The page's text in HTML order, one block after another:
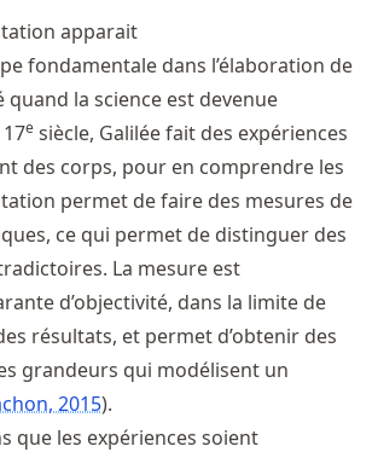
apparait
fondamentale dans l’élaboration de
quand la science est devenue
e siècle, Galilée fait des expériences
des corps, pour en comprendre les
permet de faire des mesures de
ce qui permet de distinguer des
La mesure est
d’objectivité, dans la limite de
résultats, et permet d’obtenir des
grandeurs qui modélisent un
2015 .
que les expériences soient